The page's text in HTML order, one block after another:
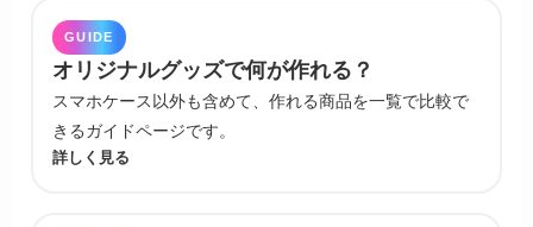
GUIDE
オリジナルグッズで何が作れる？
スマホケース以外も含めて、作れる商品を一覧で比較で
きるガイドページです。
詳しく見る